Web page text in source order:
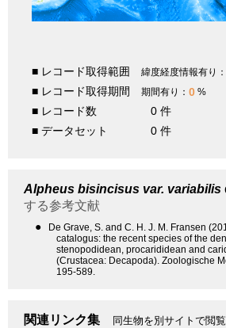
■ レコード取得範囲 緯度経度情報有り：
■ レコード取得期間 期間有り： 0 %
■ レコード数
0 件
■ データセット
0 件
Alpheus bisincisus var. variabilis
する参考文献
●
De Grave, S. and C. H. J. M. Fransen
catalogus: the recent species of the
stenopodidean, procarididean and
(Crustacea: Decapoda). Zoologische
195-589.
関連リンク集 同生物を別サイトで閲覧